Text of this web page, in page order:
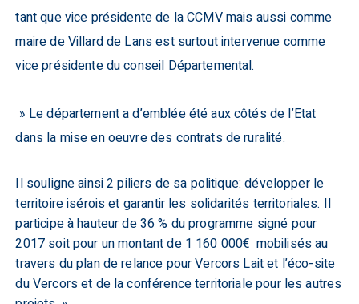
tant que vice présidente de la CCMV mais aussi comme
maire de Villard de Lans est surtout intervenue comme
vice présidente du conseil Départemental.
» Le département a d’emblée été aux côtés de l’Etat
dans la mise en oeuvre des contrats de ruralité.
Il souligne ainsi 2 piliers de sa politique: développer le
territoire isérois et garantir les solidarités territoriales. Il
participe à hauteur de 36 % du programme signé pour
2017 soit pour un montant de 1 160 000€ mobilisés au
travers du plan de relance pour Vercors Lait et l’éco-site
du Vercors et de la conférence territoriale pour les autres